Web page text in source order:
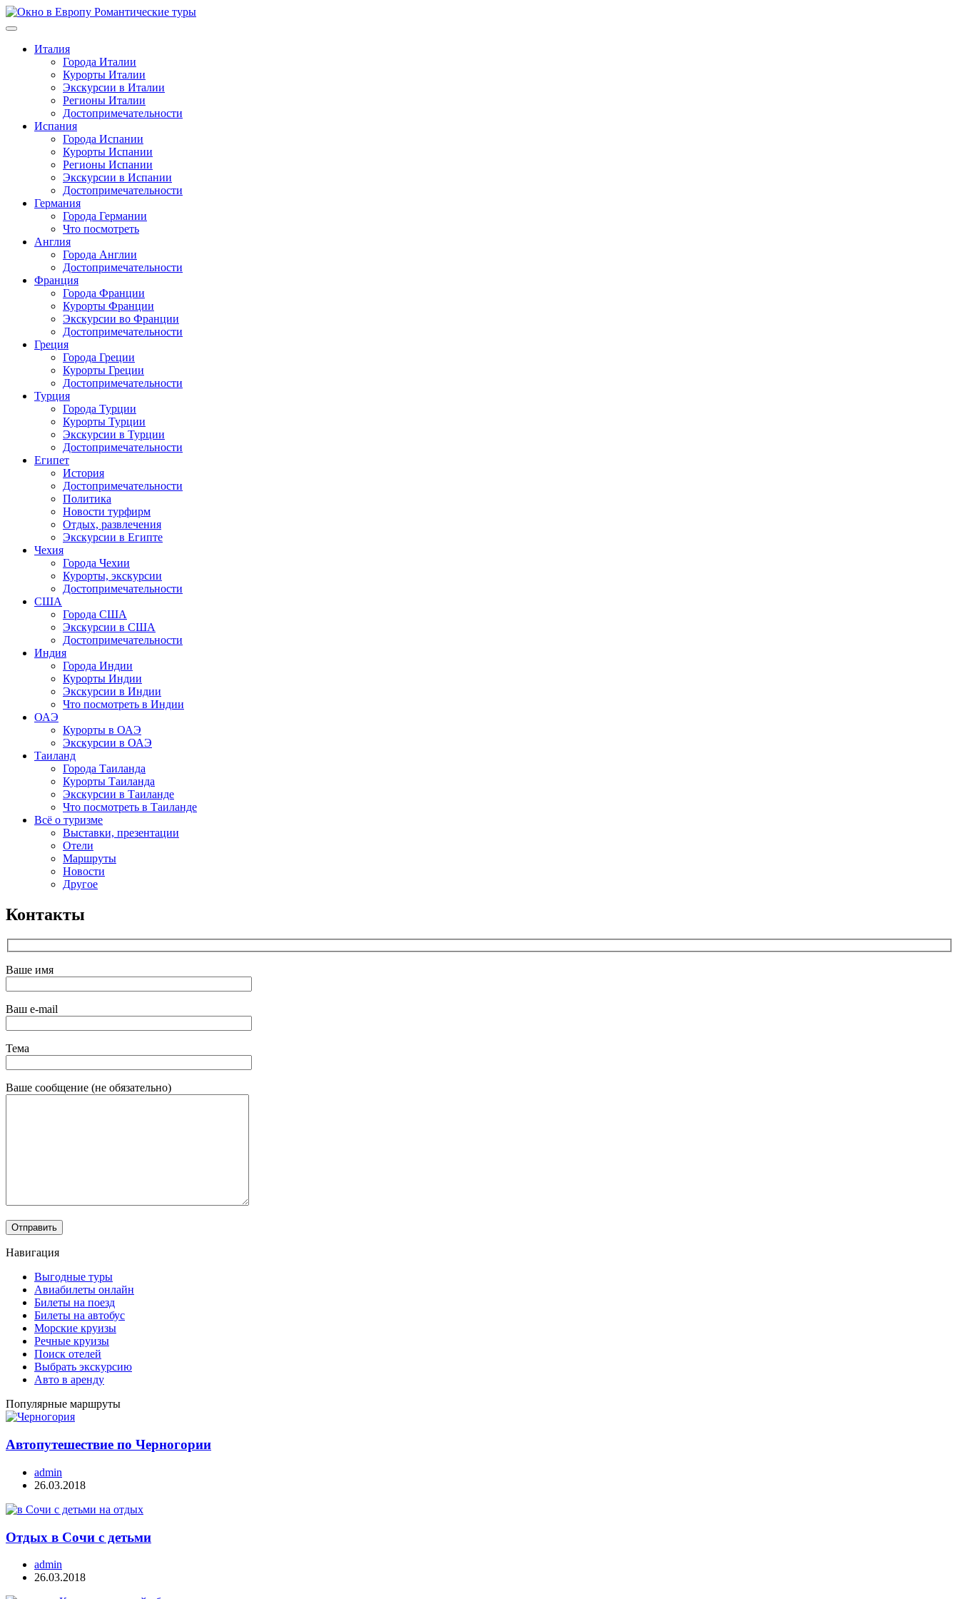
Перейти
к
Италия
Города Италии
Курорты Италии
Экскурсии в Италии
Регионы Италии
Достопримечательности
Испания
Города Испании
Курорты Испании
Регионы Испании
Экскурсии в Испании
Достопримечательности
Германия
Города Германии
Что посмотреть
Англия
Города Англии
Достопримечательности
Франция
Города Франции
Курорты Франции
Экскурсии во Франции
Достопримечательности
Греция
Города Греции
Курорты Греции
Достопримечательности
Турция
Города Турции
Курорты Турции
Экскурсии в Турции
Достопримечательности
Египет
История
Достопримечательности
Политика
Новости турфирм
Отдых, развлечения
Экскурсии в Египте
Чехия
Города Чехии
Курорты, экскурсии
Достопримечательности
США
Города США
Экскурсии в США
Достопримечательности
Индия
Города Индии
Курорты Индии
Экскурсии в Индии
Что посмотреть в Индии
ОАЭ
Курорты в ОАЭ
Экскурсии в ОАЭ
Таиланд
Города Таиланда
Курорты Таиланда
Экскурсии в Таиланде
Что посмотреть в Таиланде
Всё о туризме
Выставки, презентации
Отели
Маршруты
Новости
Другое
Контакты
Ваше имя
Ваш e-mail
Тема
Ваше сообщение (не обязательно)
Навигация
Выгодные туры
Авиабилеты онлайн
Билеты на поезд
Билеты на автобус
Морские круизы
Речные круизы
Поиск отелей
Выбрать экскурсию
Авто в аренду
Популярные маршруты
Автопутешествие по Черногории
admin
26.03.2018
Отдых в Сочи с детьми
admin
26.03.2018